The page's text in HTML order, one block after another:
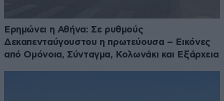
Ερημώνει η Αθήνα: Σε ρυθμούς
Δεκαπενταύγουστου η πρωτεύουσα – Εικόνες
από Ομόνοια, Σύνταγμα, Κολωνάκι και Εξάρχεια